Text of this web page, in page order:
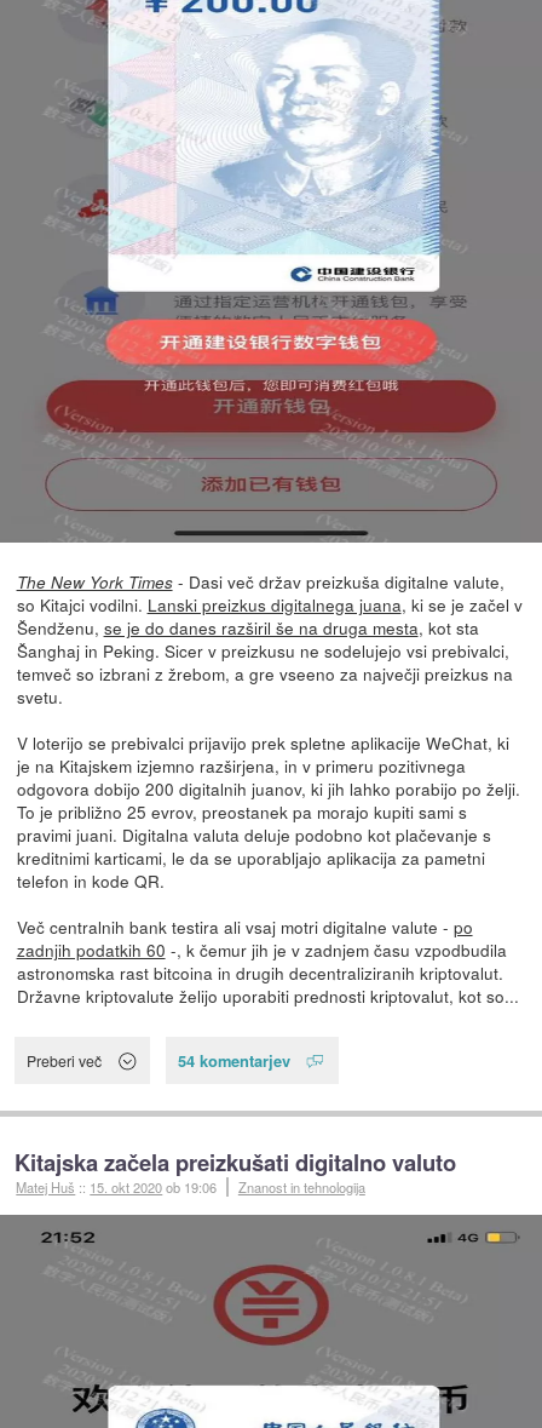
The New York Times- Dasi več držav preizkuša digitalne valute,
so Kitajci vodilni. Lanski preizkus digitalnega juana, ki se je začel v
Šendženu, se je do danes razširil še na druga mesta, kot sta
Šanghaj in Peking. Sicer v preizkusu ne sodelujejo vsi prebivalci,
temveč so izbrani z žrebom, a gre vseeno za največji preizkus na
svetu.
V loterijo se prebivalci prijavijo prek spletne aplikacije WeChat, ki
je na Kitajskem izjemno razširjena, in v primeru pozitivnega
odgovora dobijo 200 digitalnih juanov, ki jih lahko porabijo po želji.
To je približno 25 evrov, preostanek pa morajo kupiti sami s
pravimi juani. Digitalna valuta deluje podobno kot plačevanje s
kreditnimi karticami, le da se uporabljajo aplikacija za pametni
telefon in kode QR.
Več centralnih bank testira ali vsaj motri digitalne valute - po
zadnjih podatkih 60 -, k čemur jih je v zadnjem času vzpodbudila
astronomska rast bitcoina in drugih decentraliziranih kriptovalut.
Državne kriptovalute želijo uporabiti prednosti kriptovalut, kot so...
Preberi več 54 komentarjev
Kitajska začela preizkušati digitalno valuto
Matej Huš :: 15. okt 2020ob 19:06 Znanost in tehnologija